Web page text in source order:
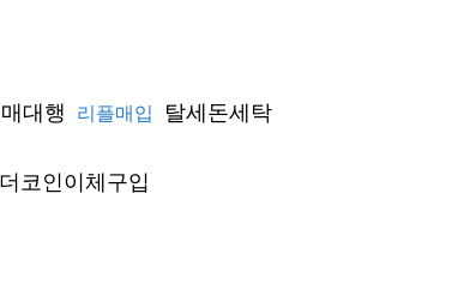
대행 리플매입 탈세돈세탁
코인이체구입